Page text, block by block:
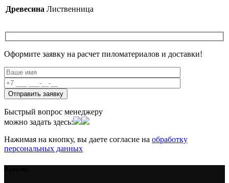
Древесина Лиственница
Оформите заявку на расчет пиломатериалов и доставки!
Быстрый вопрос менеджеру
можно задать здесь:
Нажимая на кнопку, вы даете согласие на обработку
персональных данных